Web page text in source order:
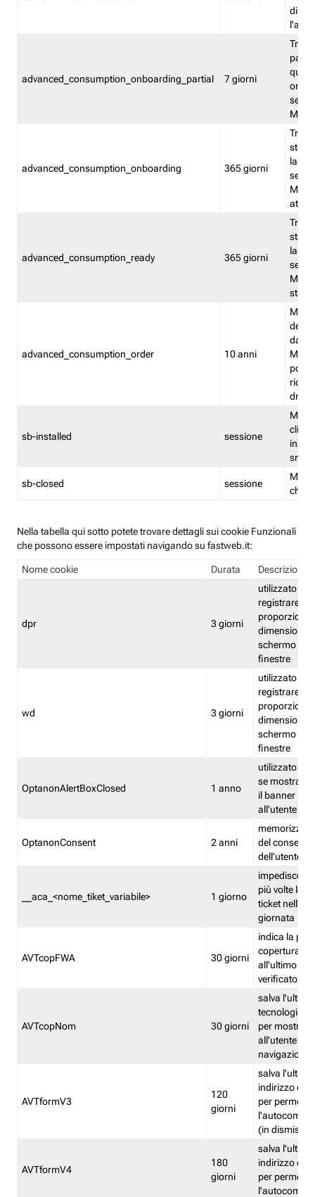
advanced_consumption_onboarding_partial 7 giorni
advanced_consumption_onboarding 365 giorni
stata
la
advanced_consumption_ready 365 giorni
stata
la
stato
advanced_consumption_order 10 anni
delle
sb-installed sessione
sb-closed sessione
Nella tabella qui sotto potete trovare dettagli sui cookie Funzionali
che possono essere impostati navigando su fastweb.it:
Nome cookie Durata Descrizione
dpr 3 giorni
utilizzato per
registrare le
proporzioni
dimensioni
schermo e
finestre
wd 3 giorni
utilizzato per
registrare le
proporzioni
dimensioni
schermo e
finestre
OptanonAlertBoxClosed 1 anno
utilizzato per
se mostrare
il banner
all'utente
OptanonConsent 2 anni
memorizza
del
dell'utente
__aca_<nome_tiket_variabile> 1 giorno
impedisce di
più volte lo
ticket
giornata
AVTcopFWA 30 giorni
indica la
copertura
all'ultimo
verificato
AVTcopNom 30 giorni
salva l'ultima
tecnologia
per
all'utente
navigazione
AVTformV3
120
giorni
salva l'ultimo
indirizzo di
per
(in
AVTformV4
180
giorni
salva l'ultimo
indirizzo di
per